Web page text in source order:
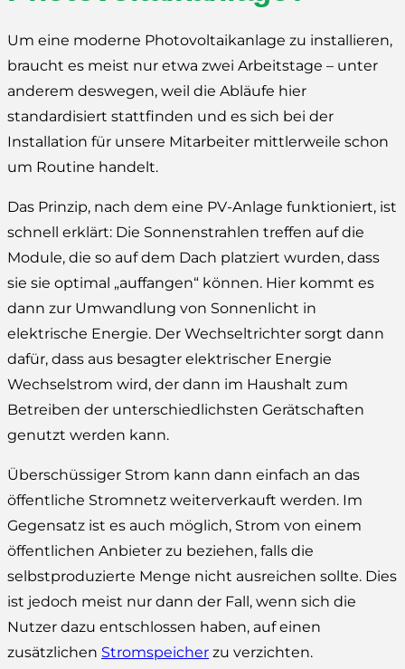
Um eine moderne Photovoltaikanlage zu installieren,
braucht es meist nur etwa zwei Arbeitstage – unter
anderem deswegen, weil die Abläufe hier
standardisiert stattfinden und es sich bei der
Installation für unsere Mitarbeiter mittlerweile schon
um Routine handelt.
Das Prinzip, nach dem eine PV-Anlage funktioniert, ist
schnell erklärt: Die Sonnenstrahlen treffen auf die
Module, die so auf dem Dach platziert wurden, dass
sie sie optimal „auffangen“ können. Hier kommt es
dann zur Umwandlung von Sonnenlicht in
elektrische Energie. Der Wechseltrichter sorgt dann
dafür, dass aus besagter elektrischer Energie
Wechselstrom wird, der dann im Haushalt zum
Betreiben der unterschiedlichsten Gerätschaften
genutzt werden kann.
Überschüssiger Strom kann dann einfach an das
öffentliche Stromnetz weiterverkauft werden. Im
Gegensatz ist es auch möglich, Strom von einem
öffentlichen Anbieter zu beziehen, falls die
selbstproduzierte Menge nicht ausreichen sollte. Dies
ist jedoch meist nur dann der Fall, wenn sich die
Nutzer dazu entschlossen haben, auf einen
zusätzlichen Stromspeicher zu verzichten.